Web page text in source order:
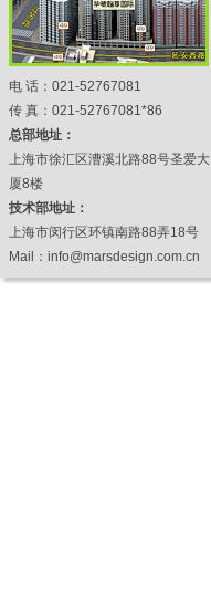
电 话：021-52767081
传 真：021-52767081*86
总部地址：
上海市徐汇区漕溪北路88号圣爱大
厦8楼
技术部地址：
上海市闵行区环镇南路88弄18号
Mail：info@marsdesign.com.cn